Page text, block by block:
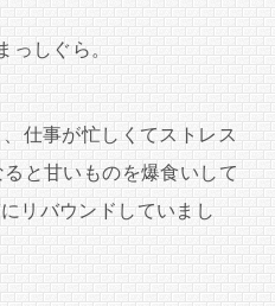
っしぐら。
仕事が忙しくてストレス
と甘いものを爆食いして
リバウンドしていまし